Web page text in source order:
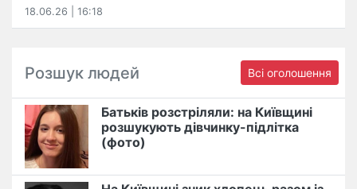
18.06.26 | 16:18
Розшук людей Всі оголошення
Батьків розстріляли: на Київщині
розшукують дівчинку-підлітка
(фото)